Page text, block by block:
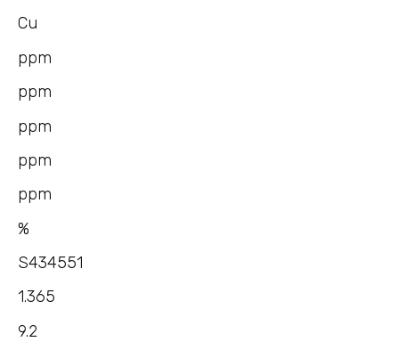
Cu
ppm
ppm
ppm
ppm
ppm
%
S434551
1.365
9.2